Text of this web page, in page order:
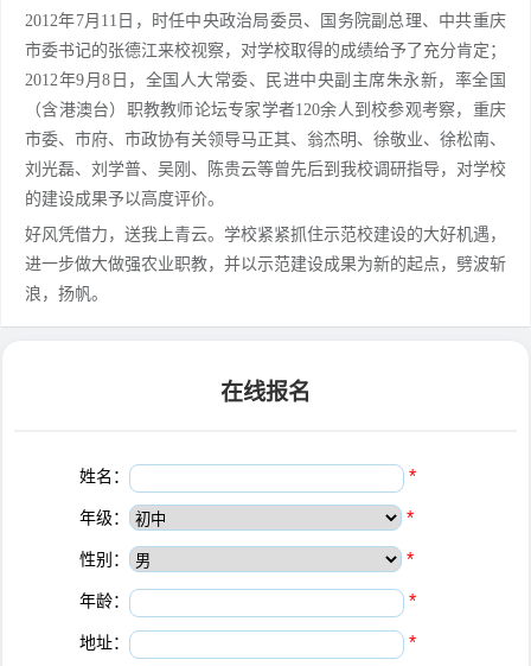
2012年7月11日，时任中央政治局委员、国务院副总理、中共重庆
市委书记的张德江来校视察，对学校取得的成绩给予了充分肯定；
2012年9月8日，全国人大常委、民进中央副主席朱永新，率全国
（含港澳台）职教教师论坛专家学者120余人到校参观考察，重庆
市委、市府、市政协有关领导马正其、翁杰明、徐敬业、徐松南、
刘光磊、刘学普、吴刚、陈贵云等曾先后到我校调研指导，对学校
的建设成果予以高度评价。
好风凭借力，送我上青云。学校紧紧抓住示范校建设的大好机遇，
进一步做大做强农业职教，并以示范建设成果为新的起点，劈波斩
浪，扬帆。
在线报名
姓名： *
年级： *
性别： *
年龄： *
地址： *